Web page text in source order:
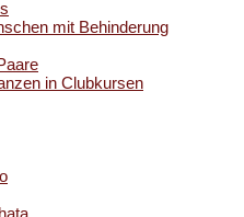
mit Behinderung
in Clubkursen